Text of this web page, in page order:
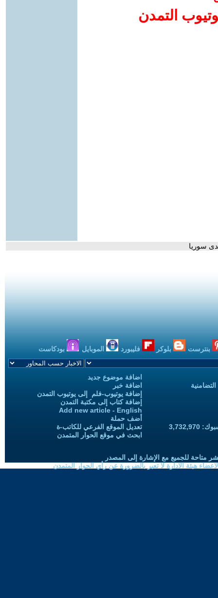
التمدن
سوريا
بنترست بلوكر فليبورد الموبايل بودكاست
اضافة موضوع جديد
اضافة خبر
إضافة يوتيوب-فلم إلى يوتيوب التمدن
إضافة كتاب إلى مكتبة التمدن
Add new article - English
أضف حملة
تعديل الموقع الفرعي للكاتب-ة
ابحث في موقع الحوار المتمدن
متاحة للجميع مع الإشارة إلى المصدر
هيئة الادارة لا تعبر بالضرورة عن رأي الحوار المتمدن